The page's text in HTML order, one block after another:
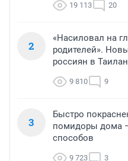
19 113 20
2
«Насиловал на
родителей».
россиян в
9 810 9
3
Быстро
помидоры дома
способов
9 723 3